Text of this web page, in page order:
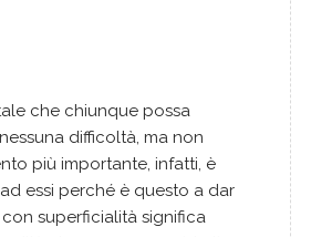
che chiunque possa
difficoltà, ma non
più importante, infatti, è
essi perché è questo a dar
superficialità significa